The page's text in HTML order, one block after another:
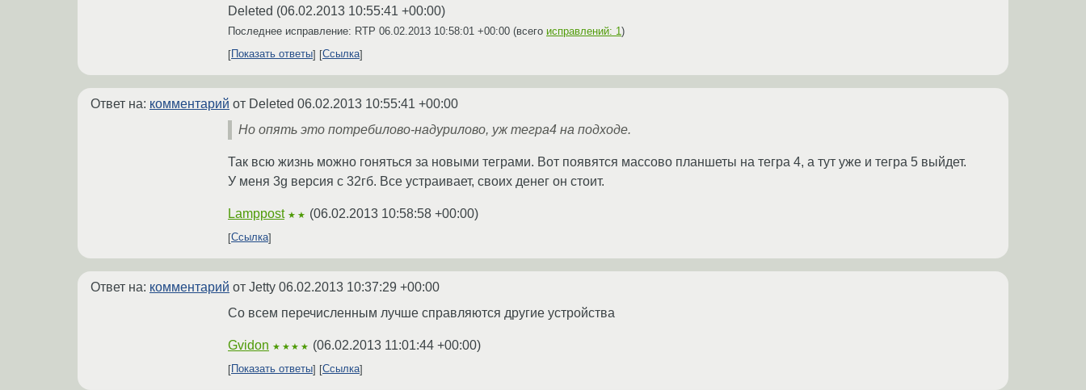
Deleted (06.02.2013 10:55:41 +00:00)
Последнее исправление: RTP 06.02.2013 10:58:01 +00:00 (всего исправлений: 1 )
Показать ответы
Ссылка
Ответ на: комментарий от Deleted 06.02.2013 10:55:41 +00:00
Но опять это потребилово-надурилово, уж тегра4 на подходе.
Так всю жизнь можно гоняться за новыми теграми. Вот появятся массово планшеты на тегра 4, а тут уже и тегра 5 выйдет.
У меня 3g версия с 32гб. Все устраивает, своих денег он стоит.
Lamppost ★★ (06.02.2013 10:58:58 +00:00)
Ссылка
Ответ на: комментарий от Jetty 06.02.2013 10:37:29 +00:00
Со всем перечисленным лучше справляются другие устройства
Gvidon ★★★★ (06.02.2013 11:01:44 +00:00)
Показать ответы Ссылка